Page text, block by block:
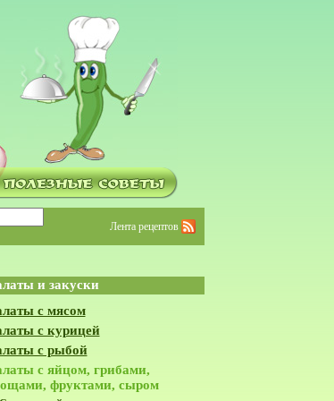
Лента рецептов
и закуски
с мясом
с курицей
с рыбой
с яйцом, грибами,
фруктами, сыром